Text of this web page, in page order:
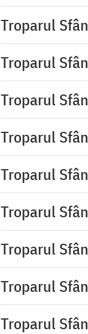
Troparul
Troparul
Troparul
Troparul
Troparul
Troparul
Troparul
Troparul
Troparul